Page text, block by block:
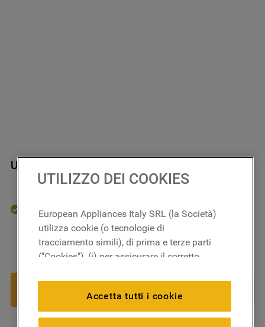
Ugello D= 65 J00174630
In magazzino
6,60 € －
AGGIUNGI AL CARRELLO
UTILIZZO DEI COOKIES
European Appliances Italy SRL (la Società)
utilizza cookie (o tecnologie di
tracciamento simili), di prima e terze parti
("Cookies"), (i) per assicurare il corretto
impostazioni scelte dall'utente e per
migliorare l'esperienza di navigazione
(cookie tecnici), (ii) per finalità statistiche e
Accetta tutti i cookie